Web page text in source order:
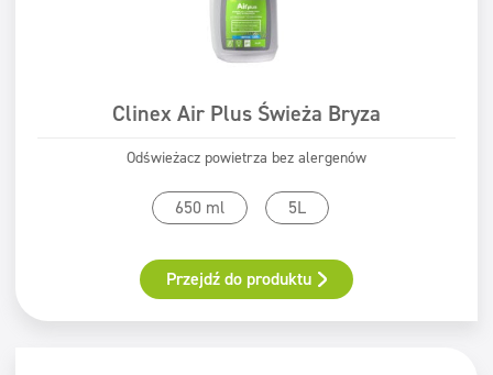
Clinex Air Plus Świeża Bryza
Odświeżacz powietrza bez alergenów
650 ml 5L
Przejdź do produktu